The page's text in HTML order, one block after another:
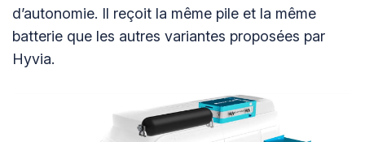
d’autonomie. Il reçoit la même pile et la même
batterie que les autres variantes proposées par
Hyvia.